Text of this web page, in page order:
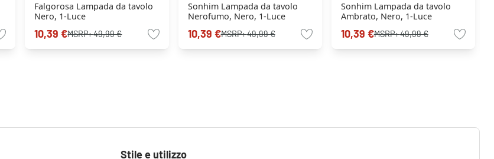
Falgorosa Lampada da tavolo
Nero, 1-Luce
10,39 €MSRP:49,99 €
Sonhim Lampada da tavolo
Nerofumo, Nero, 1-Luce
10,39 €MSRP:49,99 €
Sonhim Lampada da tavolo
Ambrato, Nero, 1-Luce
10,39 €MSRP:49,99 €
Stile e utilizzo